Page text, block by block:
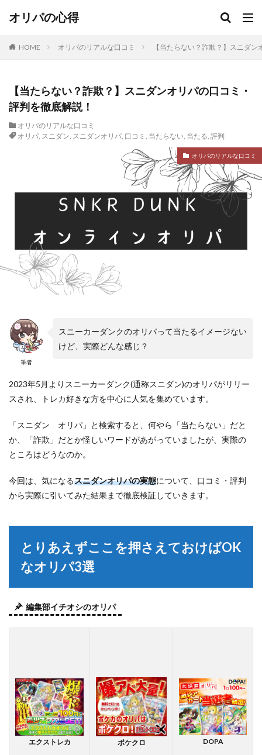
オリパの心得
HOME オリパのリアルな口コミ 【当たらない？詐欺？】スニダ
【当たらない？詐欺？】スニダンオリパの口コミ・
評判を徹底解説！
オリパのリアルな口コミ
オリパ, スニダン, スニダンオリパ, 口コミ , 当たらない, 当たる, 評判
オリパのリアルな口コミ
筆者
スニーカーダンクのオリパって当たるイメージない
けど、実際どんな感じ？
2023年5月よりスニーカーダンク(通称スニダン)のオリパがリリー
スされ、トレカ好きな方を中心に人気を集めています。
「スニダン オリパ」と検索すると、何やら「当たらない」だと
か、「詐欺」だとか怪しいワードがあがっていましたが、実際の
ところはどうなのか。
今回は、気になるスニダンオリパの実態について、口コミ・評判
から実際に引いてみた結果まで徹底検証していきます。
とりあえずここを押さえておけばOK
なオリパ3選
編集部イチオシのオリパ
エクストレカ ポケクロ DOPA